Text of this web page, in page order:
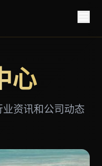
心
资讯和公司动态